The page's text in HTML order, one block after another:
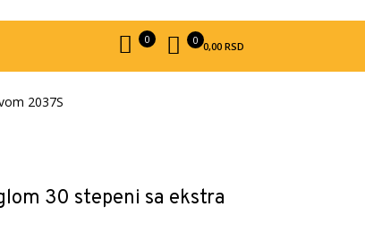
0
0,00 RSD
0
2037S
30 stepeni sa ekstra